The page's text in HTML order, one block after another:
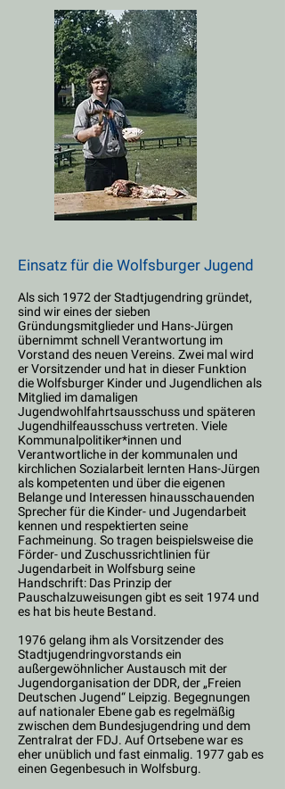
Einsatz für die Wolfsburger Jugend
Als sich 1972 der Stadtjugendring gründet,
sind wir eines der sieben
Gründungsmitglieder und Hans-Jürgen
übernimmt schnell Verantwortung im
Vorstand des neuen Vereins. Zwei mal wird
er Vorsitzender und hat in dieser Funktion
die Wolfsburger Kinder und Jugendlichen als
Mitglied im damaligen
Jugendwohlfahrtsausschuss und späteren
Jugendhilfeausschuss vertreten. Viele
Kommunalpolitiker*innen und
Verantwortliche in der kommunalen und
kirchlichen Sozialarbeit lernten Hans-Jürgen
als kompetenten und über die eigenen
Belange und Interessen hinausschauenden
Sprecher für die Kinder- und Jugendarbeit
kennen und respektierten seine
Fachmeinung. So tragen beispielsweise die
Förder- und Zuschussrichtlinien für
Jugendarbeit in Wolfsburg seine
Handschrift: Das Prinzip der
Pauschalzuweisungen gibt es seit 1974 und
es hat bis heute Bestand.
1976 gelang ihm als Vorsitzender des
Stadtjugendringvorstands ein
außergewöhnlicher Austausch mit der
Jugendorganisation der DDR, der „Freien
Deutschen Jugend“ Leipzig. Begegnungen
auf nationaler Ebene gab es regelmäßig
zwischen dem Bundesjugendring und dem
Zentralrat der FDJ. Auf Ortsebene war es
eher unüblich und fast einmalig. 1977 gab es
einen Gegenbesuch in Wolfsburg.